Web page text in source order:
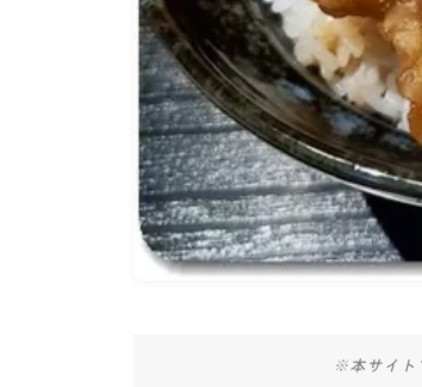
※本サイト